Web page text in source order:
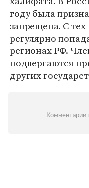
году была
запрещена. С
регулярно
регионах РФ.
подвергаются
других
Комментарии